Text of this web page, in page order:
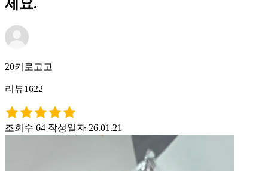
세요.
20키로고고
리뷰1622
조회수 64 작성일자 26.01.21